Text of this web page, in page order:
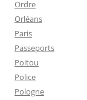
Ordre
Orléans
Paris
Passeports
Poitou
Police
Pologne